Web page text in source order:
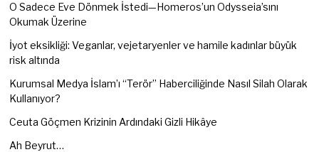
O Sadece Eve Dönmek İstedi—Homeros’un Odysseia’sını
Okumak Üzerine
İyot eksikliği: Veganlar, vejetaryenler ve hamile kadınlar büyük
risk altında
Kurumsal Medya İslam’ı “Terör” Haberciliğinde Nasıl Silah Olarak
Kullanıyor?
Ceuta Göçmen Krizinin Ardındaki Gizli Hikâye
Ah Beyrut…